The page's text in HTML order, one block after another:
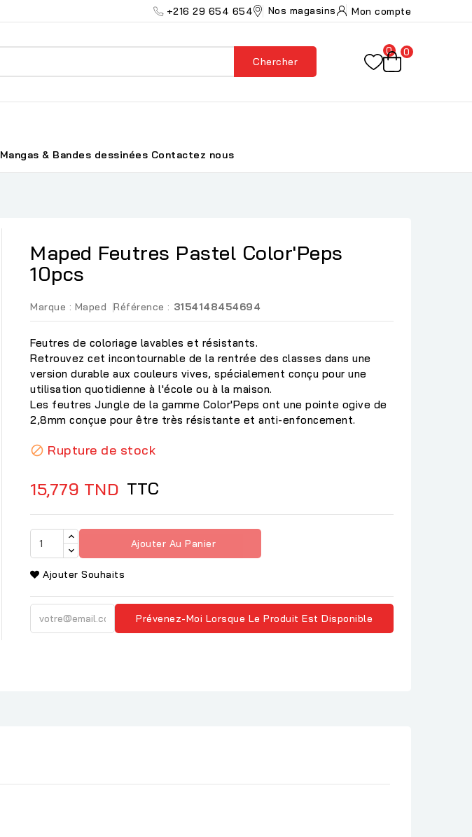
+216 29 654 654 Nos magasins Mon compte
Chercher
0 0
Mangas & Bandes dessinées Contactez nous
Maped Feutres Pastel Color'Peps
10pcs
Marque : Maped Référence : 3154148454694
Feutres de coloriage lavables et résistants.
Retrouvez cet incontournable de la rentrée des classes dans une
version durable aux couleurs vives, spécialement conçu pour une
utilisation quotidienne à l'école ou à la maison.
Les feutres Jungle de la gamme Color'Peps ont une pointe ogive de
2,8mm conçue pour être très résistante et anti-enfoncement.
 Rupture de stock
15,779 TND TTC
Ajouter Au Panier
Ajouter Souhaits
Prévenez-Moi Lorsque Le Produit Est Disponible